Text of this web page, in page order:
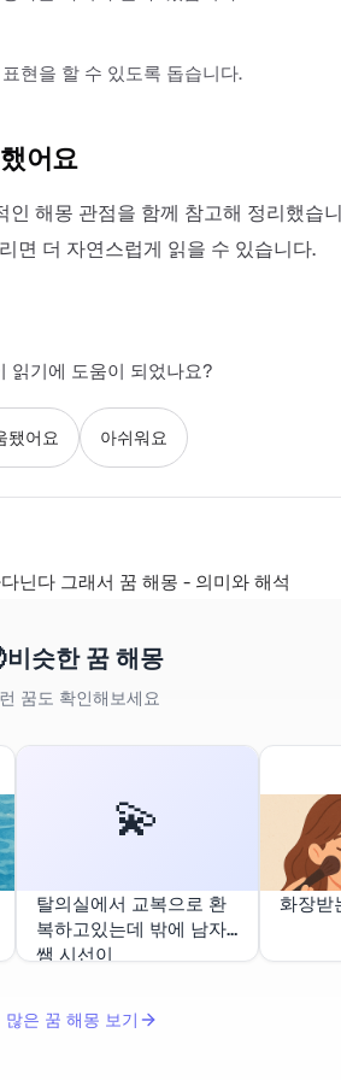
현을 할 수 있도록 돕습니다.
어요
해몽 관점을 함께 참고해 정리했습
면 더 자연스럽게 읽을 수 있습니다.
읽기에 도움이 되었나요?
됐어요 아쉬워요
닌다 그래서 꿈 해몽 - 의미와 해석
비슷한 꿈 해몽
꿈도 확인해보세요
💫
탈의실에서 교복으로 환
복하고있는데 밖에 남자
쌤 시선이
화장받
많은 꿈 해몽 보기